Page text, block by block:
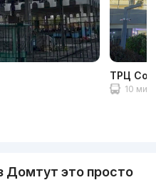
ТРЦ
10 мин
Домтут это просто